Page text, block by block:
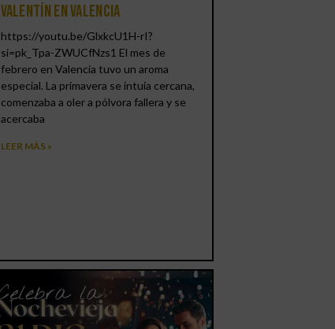
Valentín en Valencia
https://youtu.be/GlxkcU1H-rI?
si=pk_Tpa-ZWUCfNzs1 El mes de
febrero en Valencia tuvo un aroma
especial. La primavera se intuía cercana,
comenzaba a oler a pólvora fallera y se
acercaba
LEER MÁS »